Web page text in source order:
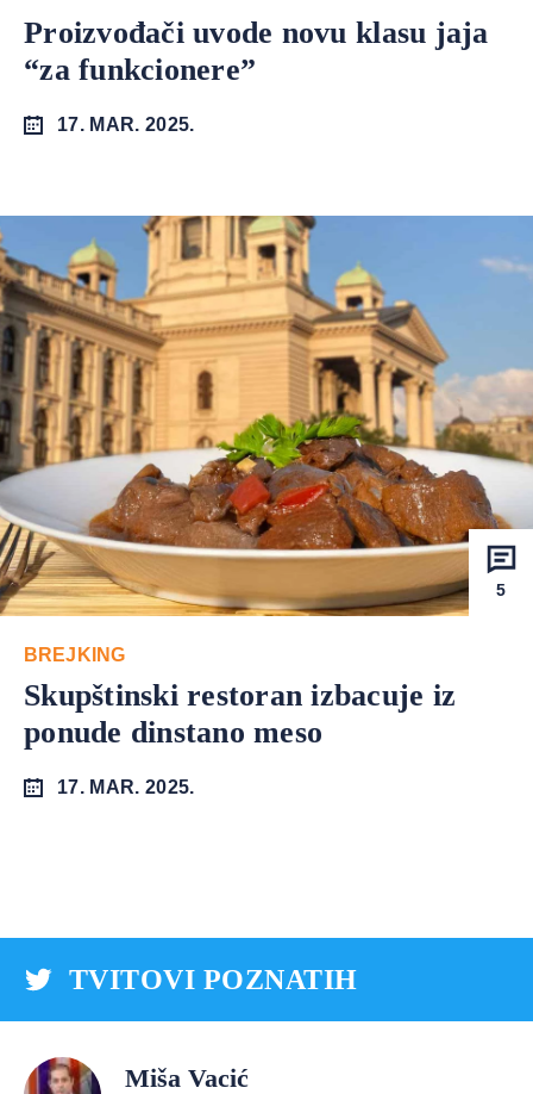
Proizvođači uvode novu klasu jaja
“za funkcionere”
17. MAR. 2025.
5
BREJKING
Skupštinski restoran izbacuje iz
ponude dinstano meso
17. MAR. 2025.
TVITOVI POZNATIH
Miša Vacić